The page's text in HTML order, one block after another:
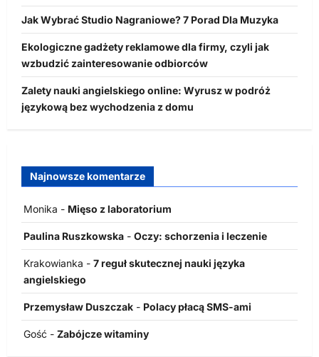
Jak Wybrać Studio Nagraniowe? 7 Porad Dla Muzyka
Ekologiczne gadżety reklamowe dla firmy, czyli jak
wzbudzić zainteresowanie odbiorców
Zalety nauki angielskiego online: Wyrusz w podróż
językową bez wychodzenia z domu
Najnowsze komentarze
Monika - Mięso z laboratorium
Paulina Ruszkowska - Oczy: schorzenia i leczenie
Krakowianka - 7 reguł skutecznej nauki języka
angielskiego
Przemysław Duszczak - Polacy płacą SMS-ami
Gość - Zabójcze witaminy